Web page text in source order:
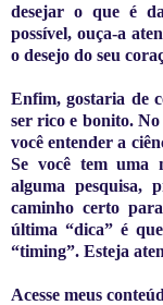
desejar o que é
possível, ouça-a
o desejo do seu
Enfim, gostaria de
ser rico e bonito. No
você entender a
Se você tem uma
alguma pesquisa,
caminho certo
última “dica” é
“timing”. Esteja
Acesse meus